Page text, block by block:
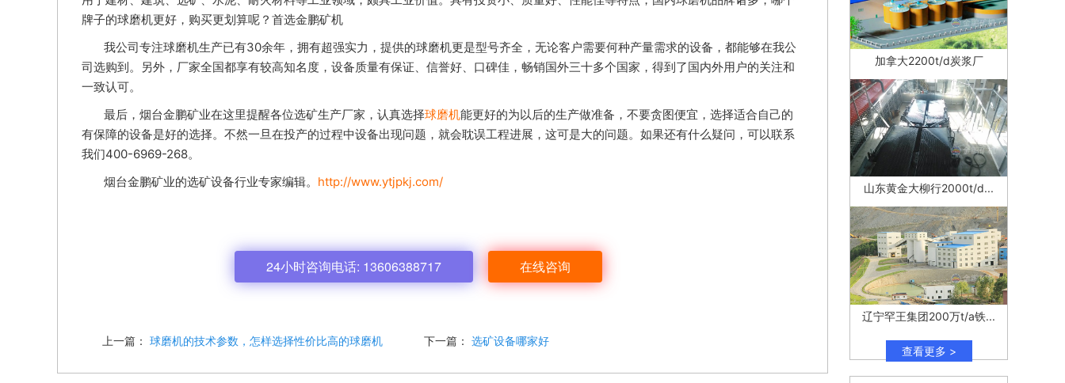
牌子的球磨机更好，购买更划算呢？首选金鹏矿机
我公司专注球磨机生产已有30余年，拥有超强实力，提供的球磨机更是型号齐全，无论客户需要何种产量需求的设备，都能够在我公
司选购到。另外，厂家全国都享有较高知名度，设备质量有保证、信誉好、口碑佳，畅销国外三十多个国家，得到了国内外用户的关注和
一致认可。
最后，烟台金鹏矿业在这里提醒各位选矿生产厂家，认真选择球磨机能更好的为以后的生产做准备，不要贪图便宜，选择适合自己的
有保障的设备是好的选择。不然一旦在投产的过程中设备出现问题，就会耽误工程进展，这可是大的问题。如果还有什么疑问，可以联系
我们400-6969-268。
烟台金鹏矿业的选矿设备行业专家编辑。 http://www.ytjpkj.com/
24小时咨询电话: 13606388717 在线咨询
上一篇： 球磨机的技术参数，怎样选择性价比高的球磨机 下一篇： 选矿设备哪家好
加拿大2200t/d炭浆厂
山东黄金大柳行2000t/d...
辽宁罕王集团200万t/a铁...
查看更多 >